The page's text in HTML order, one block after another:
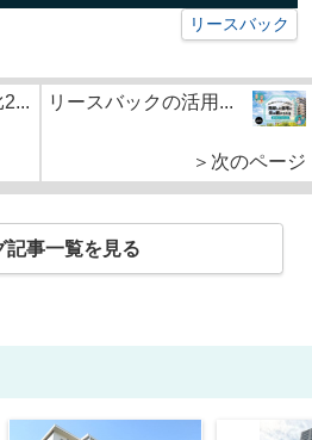
リースバック
リースバックの活用...
＞次のページ
記事一覧を見る